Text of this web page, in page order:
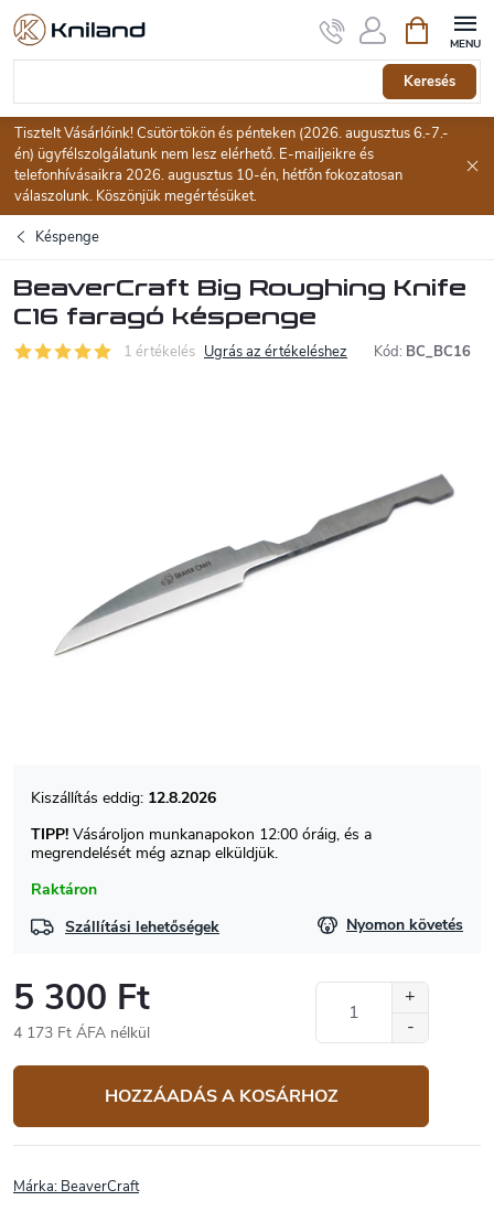
Ugrás
tartalomhoz
Keresés
Tisztelt Vásárlóink! Csütörtökön és pénteken (2026. augusztus 6.-7.-
én) ügyfélszolgálatunk nem lesz elérhető. E-mailjeikre és
telefonhívásaikra 2026. augusztus 10-én, hétfőn fokozatosan
válaszolunk. Köszönjük megértésüket.
Késpenge
BeaverCraft Big Roughing Knife
C16 faragó késpenge
1 értékelés Ugrás az értékeléshez Kód: BC_BC16
Raktáron
12.8.2026
TIPP! Vásároljon munkanapokon 12:00 óráig, és a
megrendelését még aznap elküldjük.
Szállítási lehetőségek Nyomon követés
5 300 Ft
4 173 Ft ÁFA nélkül
HOZZÁADÁS A KOSÁRHOZ
Márka: BeaverCraft